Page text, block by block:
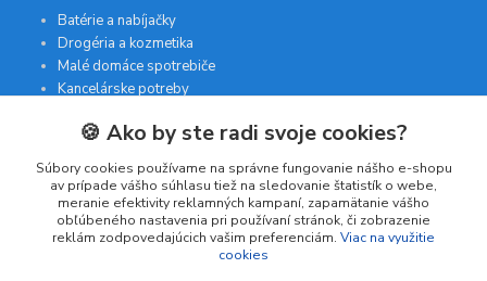
Batérie a nabíjačky
Drogéria a kozmetika
Malé domáce spotrebiče
Kancelárske potreby
Kontakt
INTERGAM s.r.o
Jelšová 5
🍪 Ako by ste radi svoje cookies?
Súbory cookies používame na správne fungovanie nášho e-shopu
av prípade vášho súhlasu tiež na sledovanie štatistík o webe,
meranie efektivity reklamných kampaní, zapamätanie vášho
obľúbeného nastavenia pri používaní stránok, či zobrazenie
reklám zodpovedajúcich vašim preferenciám. Viac na využitie
cookies